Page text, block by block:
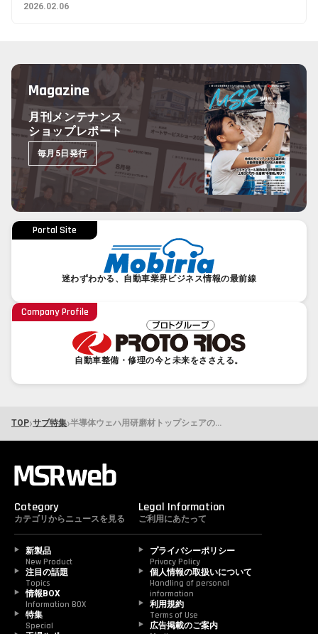
2026.02.06
Magazine
月刊メンテナンス
ショップレポート
毎月5日発行
Portal Site
迷わずわかる、自動車業界ビジネス情報の最前線
Company Profile
自動車整備・修理の今と未来をささえる。
TOP›サブ特集› 半導体ウェハ用研磨材トップシェアのフジミが開発した、専門店も認めるコンパウンド「MIRAFLEX」シリーズ
Category
カテゴリからニュースを見る
新製品
New Product
注目の話題
Topics
情報BOX
Information BOX
特集
Special
Legal Information
ご利用にあたって
プライバシーポリシー
Privacy Policy
個人情報の取扱いについて
Handling of personal
information
利用規約
Terms of Use
広告掲載のご案内